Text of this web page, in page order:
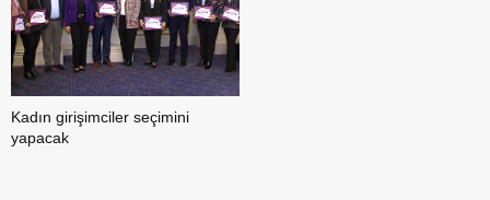
Kadın girişimciler seçimini
yapacak